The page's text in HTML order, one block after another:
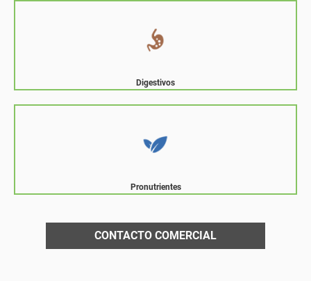
Digestivos
Pronutrientes
CONTACTO COMERCIAL